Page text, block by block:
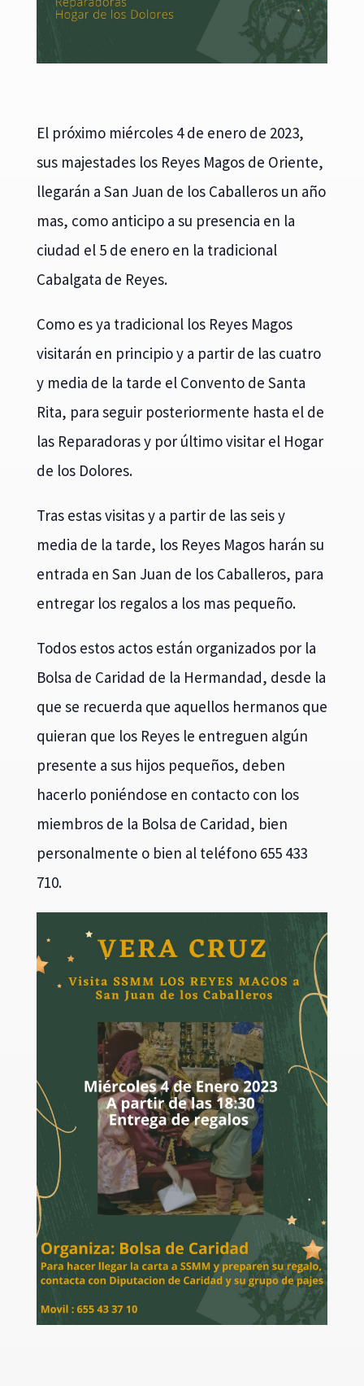
El próximo miércoles 4 de enero de 2023,
sus majestades los Reyes Magos de Oriente,
llegarán a San Juan de los Caballeros un año
mas, como anticipo a su presencia en la
ciudad el 5 de enero en la tradicional
Cabalgata de Reyes.
Como es ya tradicional los Reyes Magos
visitarán en principio y a partir de las cuatro
y media de la tarde el Convento de Santa
Rita, para seguir posteriormente hasta el de
las Reparadoras y por último visitar el Hogar
de los Dolores.
Tras estas visitas y a partir de las seis y
media de la tarde, los Reyes Magos harán su
entrada en San Juan de los Caballeros, para
entregar los regalos a los mas pequeño.
Todos estos actos están organizados por la
Bolsa de Caridad de la Hermandad, desde la
que se recuerda que aquellos hermanos que
quieran que los Reyes le entreguen algún
presente a sus hijos pequeños, deben
hacerlo poniéndose en contacto con los
miembros de la Bolsa de Caridad, bien
personalmente o bien al teléfono 655 433
710.